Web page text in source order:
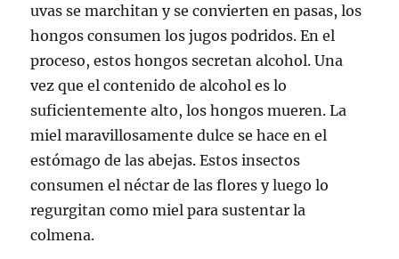
uvas se marchitan y se convierten en pasas, los
hongos consumen los jugos podridos. En el
proceso, estos hongos secretan alcohol. Una
vez que el contenido de alcohol es lo
suficientemente alto, los hongos mueren. La
miel maravillosamente dulce se hace en el
estómago de las abejas. Estos insectos
consumen el néctar de las flores y luego lo
regurgitan como miel para sustentar la
colmena.